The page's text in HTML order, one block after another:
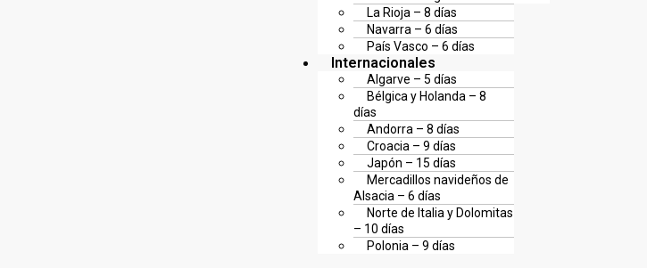
La Rioja – 8 días
Navarra – 6 días
País Vasco – 6 días
Internacionales
Algarve – 5 días
Bélgica y Holanda – 8
días
Andorra – 8 días
Croacia – 9 días
Japón – 15 días
Mercadillos navideños de
Alsacia – 6 días
Norte de Italia y Dolomitas
– 10 días
Polonia – 9 días